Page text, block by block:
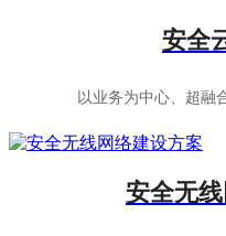
安全
以业务为中心、超融
安全无